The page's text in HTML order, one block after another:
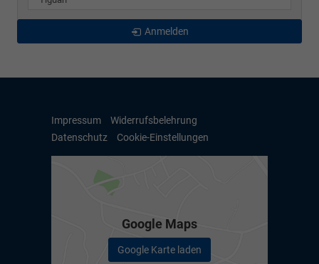
Anmelden
Impressum
Widerrufsbelehrung
Datenschutz
Cookie-Einstellungen
Google Maps
Google Karte laden